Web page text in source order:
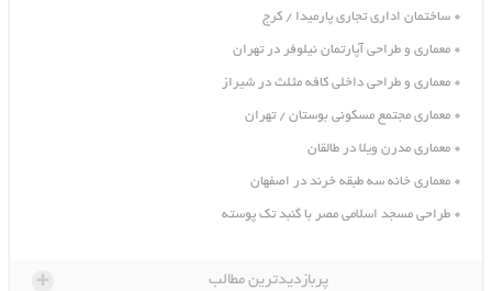
ساختمان اداری تجاری پارمیدا / کرج
معماری و طراحی آپارتمان نیلوفر در تهران
معماری و طراحی داخلی کافه مثلث در شیراز
معماری مجتمع مسکونی بوستان / تهران
معماری مدرن ویلا در طالقان
معماری خانه سه طبقه خرند در اصفهان
طراحی مسجد اسلامی مصر با گنبد تک پوسته
پربازدیدترین مطالب +